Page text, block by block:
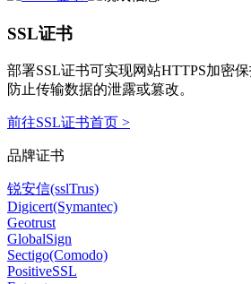
SSL证书
部署SSL证书可实现网站HTTPS加密
防止传输数据的泄露或篡改。
前往SSL证书首页 >
品牌证书
锐安信(sslTrus)
Digicert(Symantec)
Geotrust
GlobalSign
Sectigo(Comodo)
PositiveSSL